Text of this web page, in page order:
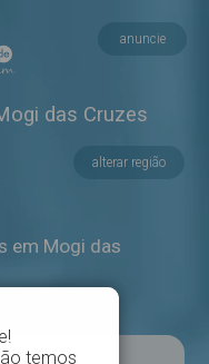
anuncie
das Cruzes
alterar região
em Mogi das